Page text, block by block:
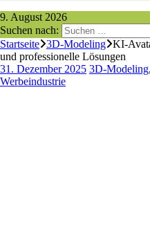
9. August 2026
Suchen nach:
Startseite 3D-Modeling KI-
und professionelle Lösungen
31. Dezember 2025 3D-Modeling,
Werbeindustrie